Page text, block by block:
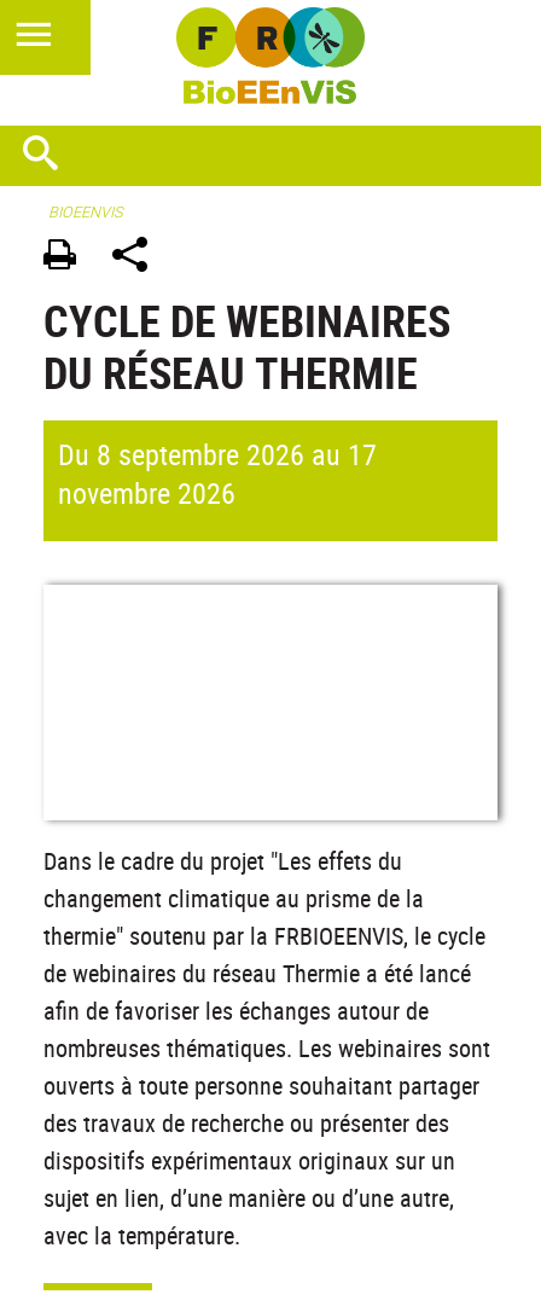
BIOEENVIS
CYCLE DE WEBINAIRES
DU RÉSEAU THERMIE
Du 8 septembre 2026 au 17
novembre 2026
Dans le cadre du projet "Les effets du
changement climatique au prisme de la
thermie" soutenu par la FRBIOEENVIS, le cycle
de webinaires du réseau Thermie a été lancé
afin de favoriser les échanges autour de
nombreuses thématiques. Les webinaires sont
ouverts à toute personne souhaitant partager
des travaux de recherche ou présenter des
dispositifs expérimentaux originaux sur un
sujet en lien, d’une manière ou d’une autre,
avec la température.